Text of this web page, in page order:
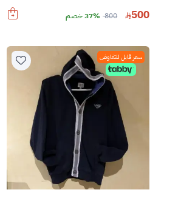
500
800 37% خصم
سعر قابل للتفاوض